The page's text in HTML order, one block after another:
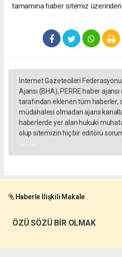
tamamına haber sitemiz
İnternet Gazetecileri
Ajansı (BHA), PERRE haber
tarafından eklenen tüm haberler,
müdahalesi olmadan ajans
haberlerde yer alan hukuki
olup sitemizin hiç bir editörü
Haberle İlişkili Makale
ÖZÜ SÖZÜ BİR OLMAK